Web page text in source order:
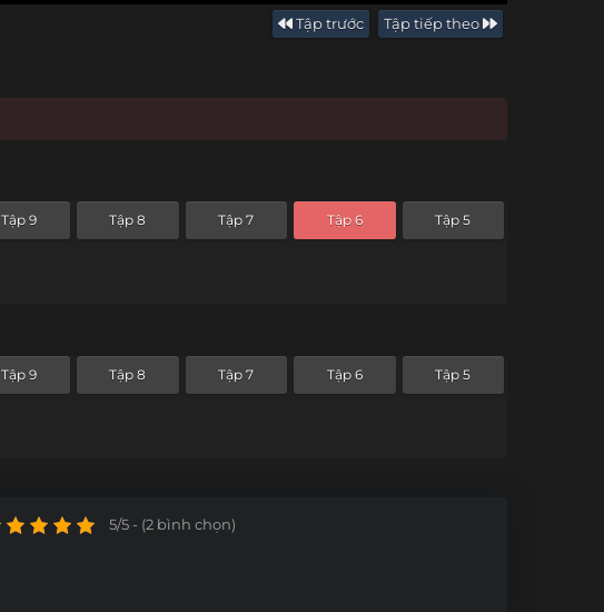
Tập trước Tập tiếp theo
Tập 9 Tập 8 Tập 7 Tập 6 Tập 5
Tập 9 Tập 8 Tập 7 Tập 6 Tập 5
5/5 - (2 bình chọn)